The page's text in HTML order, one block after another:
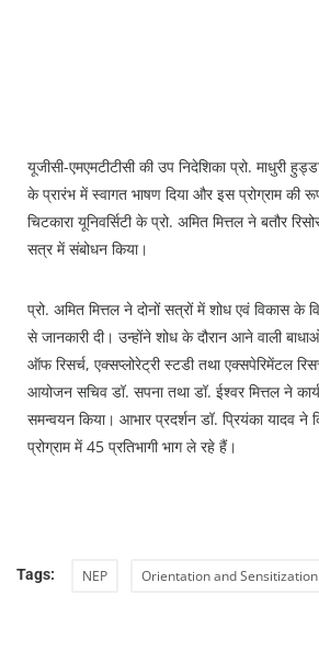
यूजीसी-एमएमटीटीसी की उप निदेशिका प्रो. माधुरी
के प्रारंभ में स्वागत भाषण दिया और इस प्रोग्राम की
चिटकारा यूनिवर्सिटी के प्रो. अमित मित्तल ने बतौर
सत्र में संबोधन किया।
प्रो. अमित मित्तल ने दोनों सत्रों में शोध एवं विकास के
से जानकारी दी। उन्होंने शोध के दौरान आने वाली
ऑफ रिसर्च, एक्सप्लोरेट्री स्टडी तथा एक्सपेरिमेंटल
आयोजन सचिव डॉ. सपना तथा डॉ. ईश्वर मित्तल ने
समन्वयन किया। आभार प्रदर्शन डॉ. प्रियंका यादव
प्रोग्राम में 45 प्रतिभागी भाग ले रहे हैं।
Tags: NEP Orientation and